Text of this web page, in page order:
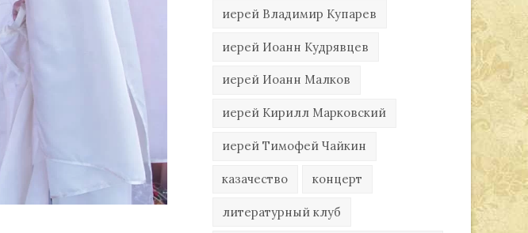
иерей Владимир Купарев
иерей Иоанн Кудрявцев
иерей Иоанн Малков
иерей Кирилл Марковский
иерей Тимофей Чайкин
казачество концерт
литературный клуб